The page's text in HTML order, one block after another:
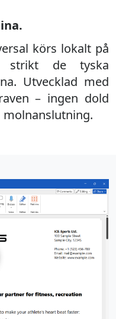
körs lokalt på
strikt de tyska
Utvecklad med
– ingen dold
molnanslutning.